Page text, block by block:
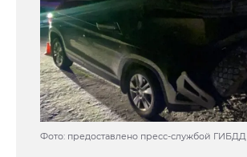
Фото: предоставлено пресс-службой ГИБДД